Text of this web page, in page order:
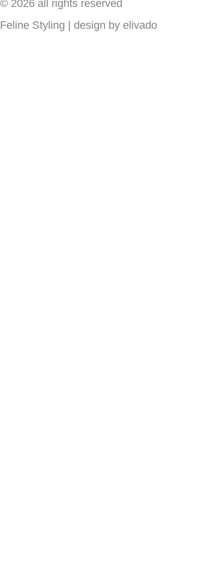
© 2026 all rights reserved
Feline Styling | design by elivado